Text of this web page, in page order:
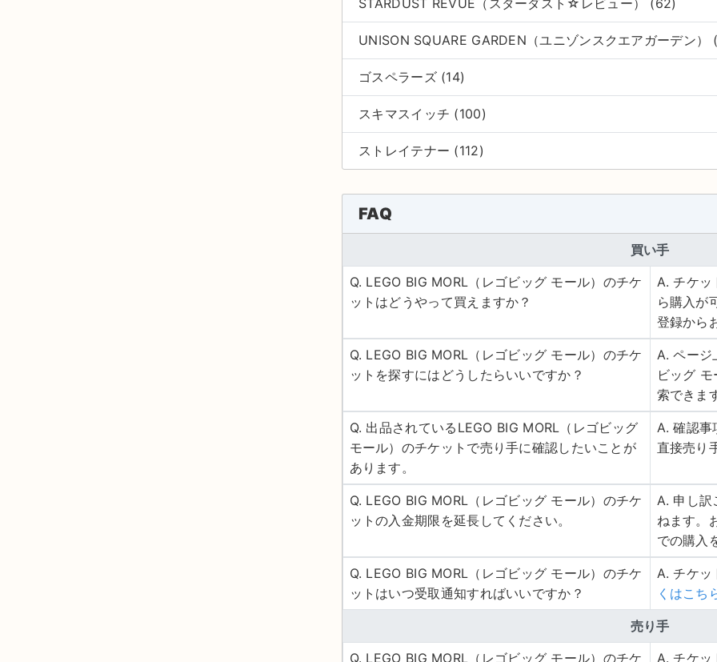
STARDUST REVUE（スターダスト☆レビュー） (62)
UNISON SQUARE GARDEN（ユニゾンスクエアガーデン）
ゴスペラーズ (14)
スキマスイッチ (100)
ストレイテナー (112)
FAQ
買い手
Q. LEGO BIG MORL（レゴビッグ モール）のチケ
ットはどうやって買えますか？
A. チケッ
ら購入が
登録から
Q. LEGO BIG MORL（レゴビッグ モール）のチケ
ットを探すにはどうしたらいいですか？
A. ページ
ビッグ
索できま
Q. 出品されているLEGO BIG MORL（レゴビッグ
モール）のチケットで売り手に確認したいことが
あります。
A. 確認事
直接売り
Q. LEGO BIG MORL（レゴビッグ モール）のチケ
ットの入金期限を延長してください。
A. 申し訳
ねます。
での購入
Q. LEGO BIG MORL（レゴビッグ モール）のチケ
ットはいつ受取通知すればいいですか？
A. チケッ
くはこち
売り手
Q. LEGO BIG MORL（レゴビッグ モール）のチケ A. チケッ